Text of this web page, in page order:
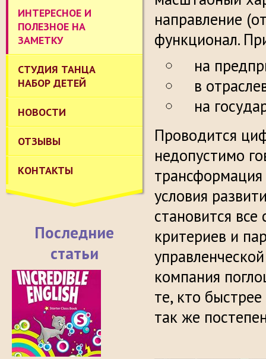
ИНТЕРЕСНОЕ И
ПОЛЕЗНОЕ НА
ЗАМЕТКУ
СТУДИЯ ТАНЦА
НАБОР ДЕТЕЙ
НОВОСТИ
ОТЗЫВЫ
КОНТАКТЫ
Последние
статьи
направление
функционал.
на
в
на
Проводится
недопустимо
трансформация
условия
становится
критериев и
компания
те, кто
так же